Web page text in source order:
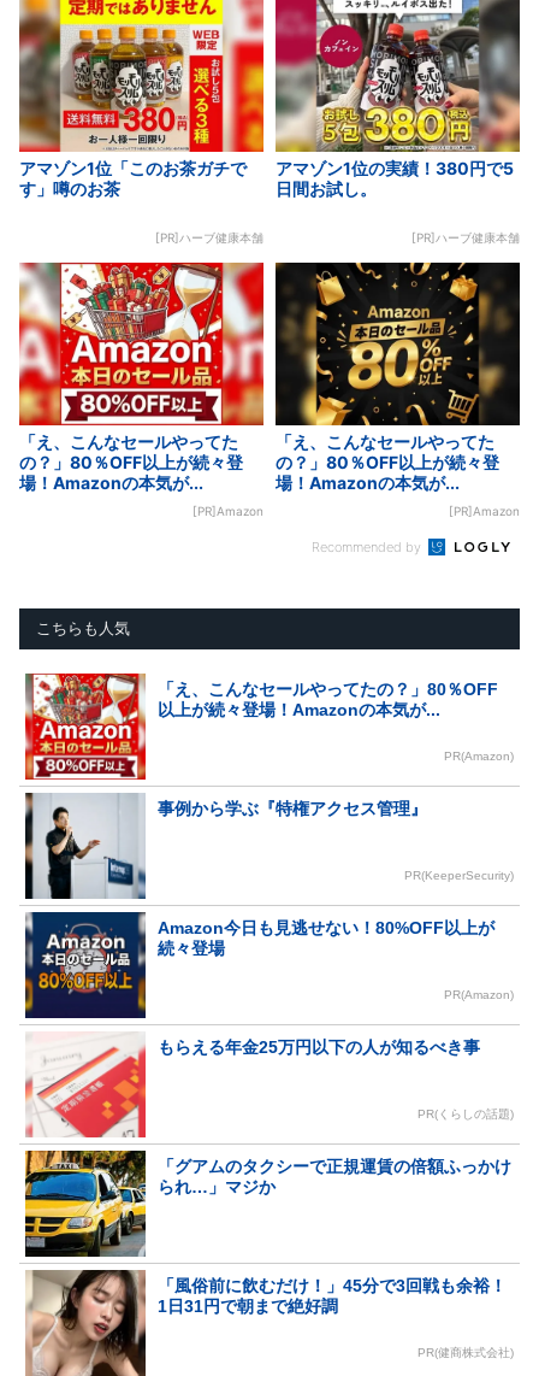
アマゾン1位「このお茶ガチで
す」噂のお茶
[PR]ハーブ健康本舗
アマゾン1位の実績！380円で5
日間お試し。
[PR]ハーブ健康本舗
「え、こんなセールやってた
の？」80％OFF以上が続々登
場！Amazonの本気が...
[PR]Amazon
「え、こんなセールやってた
の？」80％OFF以上が続々登
場！Amazonの本気が...
[PR]Amazon
Recommended by
こちらも人気
「え、こんなセールやってたの？」80％OFF
以上が続々登場！Amazonの本気が...
PR(Amazon)
事例から学ぶ『特権アクセス管理』
PR(KeeperSecurity)
Amazon今日も見逃せない！80%OFF以上が
続々登場
PR(Amazon)
もらえる年金25万円以下の人が知るべき事
PR(くらしの話題)
「グアムのタクシーで正規運賃の倍額ふっかけ
られ…」マジか
「風俗前に飲むだけ！」45分で3回戦も余裕！
1日31円で朝まで絶好調
PR(健商株式会社)